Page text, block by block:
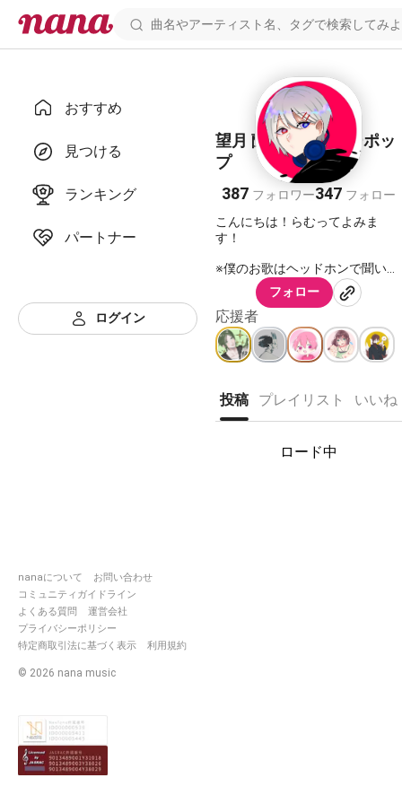
おすすめ
見つける
ランキング
パートナー
ログイン
nanaについて
お問い合わせ
コミュニティガイドライン
よくある質問
運営会社
プライバシーポリシー
特定商取引法に基づく表示
利用規約
© 2026 nana music
望月 蘭夢@チェリーポッ
プ
387 フォロワー347 フォロー
こんにちは！らむってよみま
す！
※僕のお歌はヘッドホンで聞いて
くれたら嬉しいな🎧
リポスト常習犯です。
フォロー
応援者
投稿 プレイリスト いいね
ロード中